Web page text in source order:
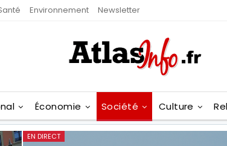
Environnement Newsletter
Économie Société Culture
EN DIRECT